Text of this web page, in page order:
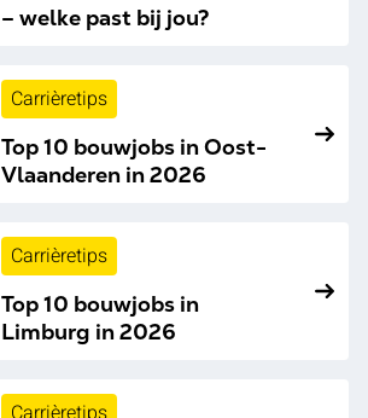
– welke past bij jou?
Carrièretips
Top 10 bouwjobs in Oost-
Vlaanderen in 2026
Carrièretips
Top 10 bouwjobs in
Limburg in 2026